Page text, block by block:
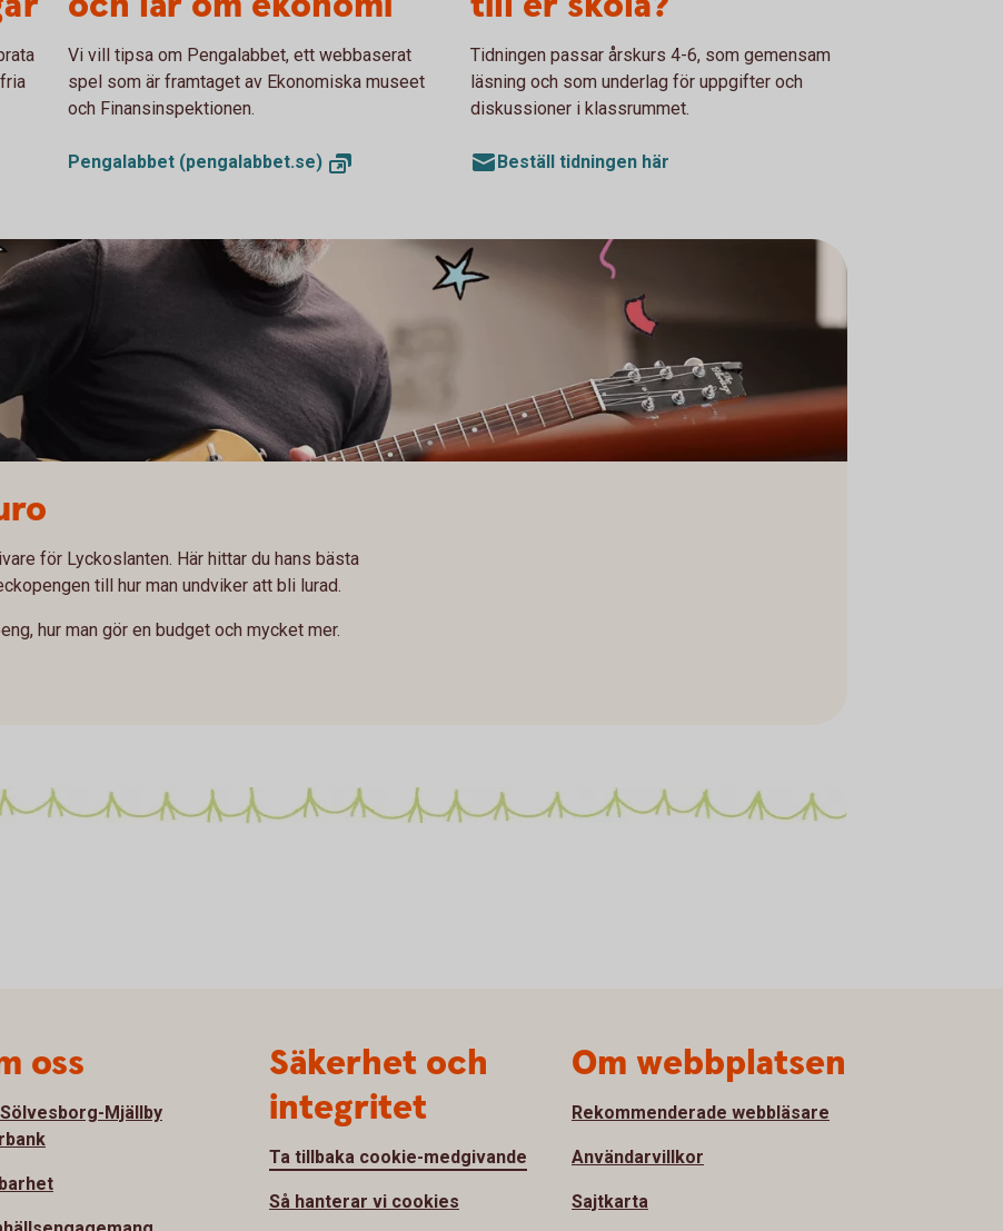
Vi vill tipsa om Pengalabbet, ett webbaserat
spel som är framtaget av Ekonomiska museet
och Finansinspektionen.
Pengalabbet (pengalabbet.se)
Tidningen passar årskurs 4-6, som gemensam
läsning och som underlag för uppgifter och
diskussioner i klassrummet.
Beställ tidningen här
för Lyckoslanten. Här hittar du hans bästa
till hur man undviker att bli lurad.
hur man gör en budget och mycket mer.
oss
Mjällby
Säkerhet och
integritet
Ta tillbaka cookie-medgivande
Så hanterar vi cookies
Om webbplatsen
Rekommenderade webbläsare
Användarvillkor
Sajtkarta